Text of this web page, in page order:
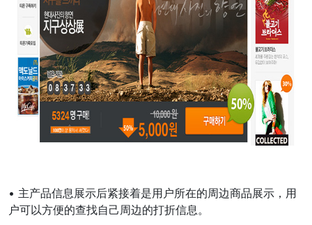
• 主产品信息展示后紧接着是用户所在的周边商品展示，用
户可以方便的查找自己周边的打折信息。